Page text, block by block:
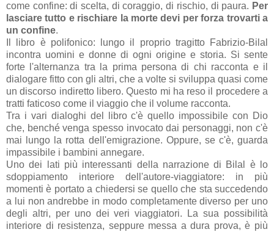
come confine: di scelta, di coraggio, di rischio, di paura. Per
lasciare tutto e rischiare la morte devi per forza trovarti a
un confine.
Il libro è polifonico: lungo il proprio tragitto Fabrizio-Bilal
incontra uomini e donne di ogni origine e storia. Si sente
forte l'alternanza tra la prima persona di chi racconta e il
dialogare fitto con gli altri, che a volte si sviluppa quasi come
un discorso indiretto libero. Questo mi ha reso il procedere a
tratti faticoso come il viaggio che il volume racconta.
Tra i vari dialoghi del libro c'è quello impossibile con Dio
che, benché venga spesso invocato dai personaggi, non c'è
mai lungo la rotta dell'emigrazione. Oppure, se c'è, guarda
impassibile i bambini annegare.
Uno dei lati più interessanti della narrazione di Bilal è lo
sdoppiamento interiore dell'autore-viaggiatore: in più
momenti è portato a chiedersi se quello che sta succedendo
a lui non andrebbe in modo completamente diverso per uno
degli altri, per uno dei veri viaggiatori. La sua possibilità
interiore di resistenza, seppure messa a dura prova, è più